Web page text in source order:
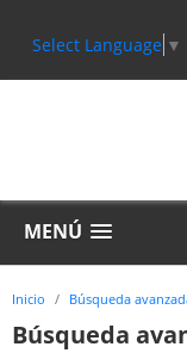
Select Language ▼
MENÚ
Inicio Búsqueda
Búsqueda